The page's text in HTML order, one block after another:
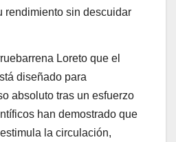
rendimiento sin descuidar
Loreto que el
diseñado para
absoluto tras un esfuerzo
han demostrado que
la circulación,